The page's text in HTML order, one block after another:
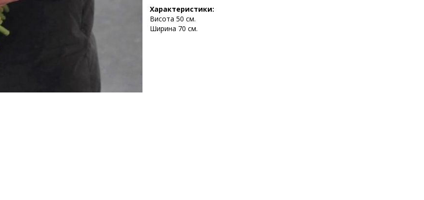
Характеристики:
Висота 50 см.
Ширина 70 см.